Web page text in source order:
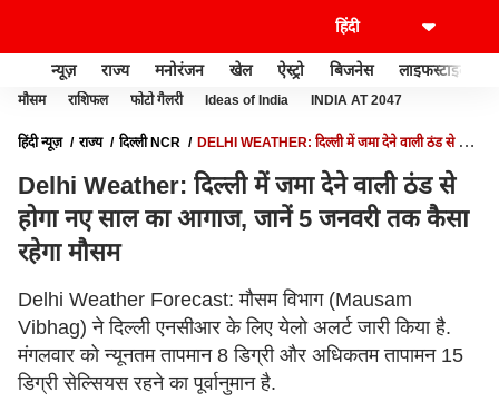
न्यूज़ राज्य मनोरंजन खेल ऐस्ट्रो बिजनेस लाइफस्टाइल
मौसम राशिफल फोटो गैलरी Ideas of India INDIA AT 2047
हिंदी न्यूज़ राज्य दिल्ली NCR
DELHI WEATHER: दिल्ली में जमा देने वाली ठंड से होगा
Delhi Weather: दिल्ली में जमा देने वाली ठंड से
होगा नए साल का आगाज, जानें 5 जनवरी तक कैसा
रहेगा मौसम
Delhi Weather Forecast: मौसम विभाग (Mausam
Vibhag) ने दिल्ली एनसीआर के लिए येलो अलर्ट जारी किया है.
मंगलवार को न्यूनतम तापमान 8 डिग्री और अधिकतम तापामन 15
डिग्री सेल्सियस रहने का पूर्वानुमान है.